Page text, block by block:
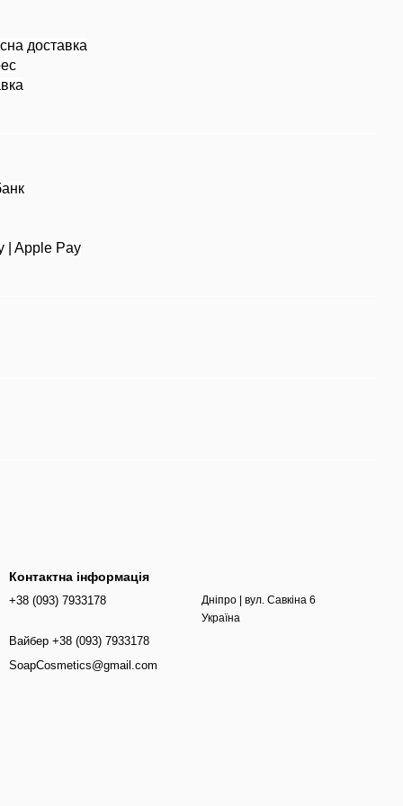
доставка
| Apple Pay
Контактна інформація
+38 (093) 7933178
Вайбер +38 (093) 7933178
SoapCosmetics@gmail.com
Дніпро | вул. Савкіна 6
Україна